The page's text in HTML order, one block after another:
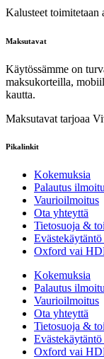
Kalusteet toimitetaan
Maksutavat
Käytössämme on
maksukorteilla,
kautta.
Maksutavat tarjoaa
Pikalinkit
Kokemuksia
Palautus
Vaurioilmoitus
Ota yhteyttä
Tietosuoja &
Oxford vai
Kokemuksia
Palautus
Vaurioilmoitus
Ota yhteyttä
Tietosuoja &
Oxford vai